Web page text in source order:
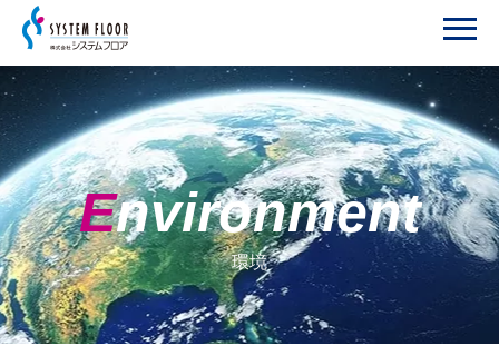
Environment
環境